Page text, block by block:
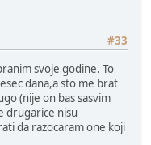
#33
svoje godine. To
dana,a sto me brat
(nije on bas sasvim
drugarice nisu
da razocaram one koji